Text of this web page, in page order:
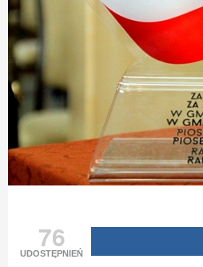
76
UDOSTĘPNIEŃ